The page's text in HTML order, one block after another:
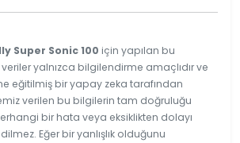
Super Sonic 100 için yapılan bu
yalnızca bilgilendirme amaçlıdır ve
eğitilmiş bir yapay zeka tarafından
verilen bu bilgilerin tam doğruluğu
bir hata veya eksiklikten dolayı
Eğer bir yanlışlık olduğunu